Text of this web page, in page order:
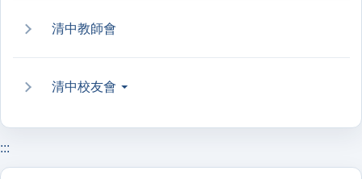
清中教師會
清中校友會
:::